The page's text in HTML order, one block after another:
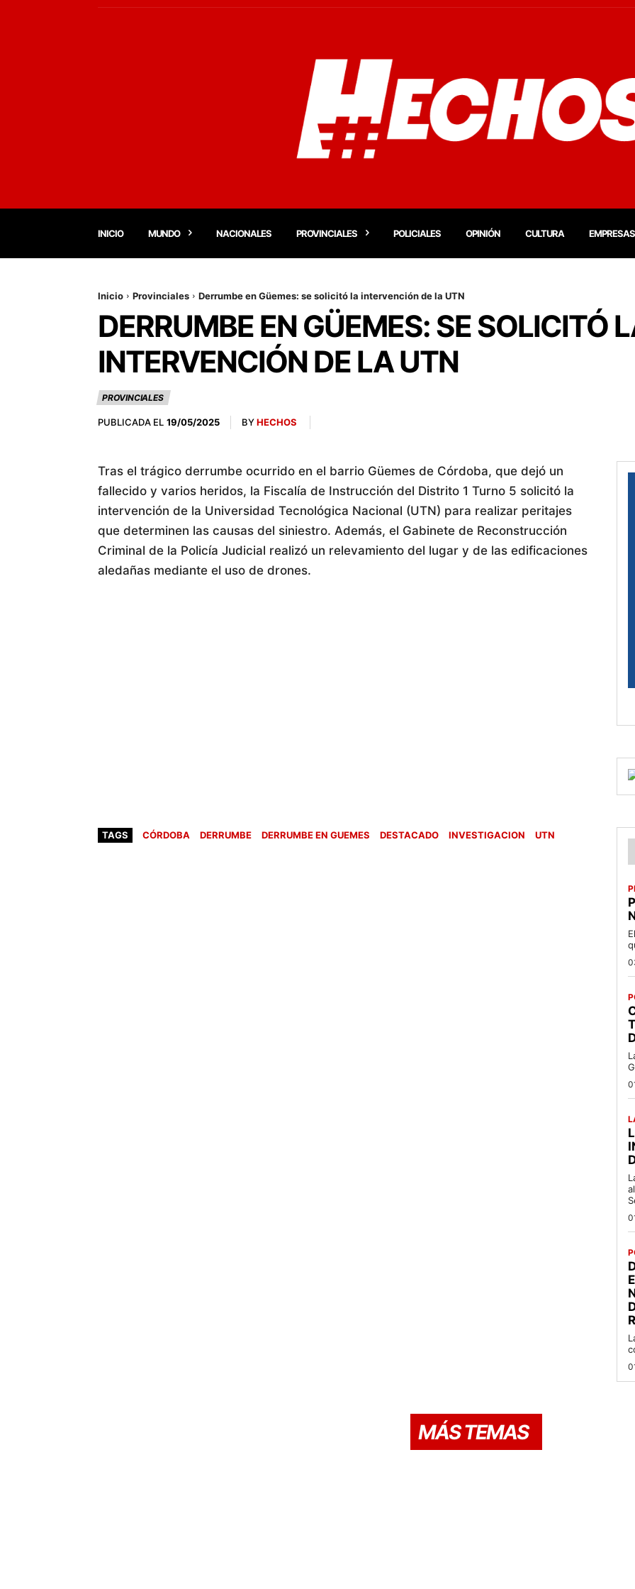
INICIO MUNDO NACIONALES PROVINCIALES POLICIALES OPINIÓN CULTURA EMPRESAS
Inicio Provinciales Derrumbe en Güemes: se solicitó la intervención de la UTN
DERRUMBE EN GÜEMES: SE SOLICITÓ
INTERVENCIÓN DE LA UTN
PROVINCIALES
PUBLICADA EL 19/05/2025 BYHECHOS
Tras el trágico derrumbe ocurrido en el barrio Güemes de Córdoba, que dejó un
fallecido y varios heridos, la Fiscalía de Instrucción del Distrito 1 Turno 5 solicitó la
intervención de la Universidad Tecnológica Nacional (UTN) para realizar peritajes
que determinen las causas del siniestro. Además, el Gabinete de Reconstrucción
Criminal de la Policía Judicial realizó un relevamiento del lugar y de las edificaciones
aledañas mediante el uso de drones.
TAGS CÓRDOBA DERRUMBE DERRUMBE EN GUEMES DESTACADO INVESTIGACION UTN
MÁS TEMAS